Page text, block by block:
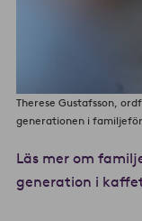
Therese Gustafsson,
generationen i
Läs mer om
generation i